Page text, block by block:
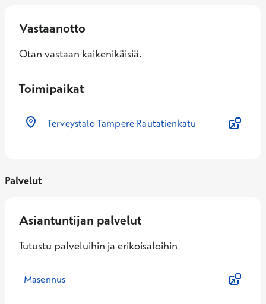
Vastaanotto
Otan vastaan kaikenikäisiä.
Toimipaikat
Terveystalo Tampere Rautatienkatu
Palvelut
Asiantuntijan palvelut
Tutustu palveluihin ja erikoisaloihin
Masennus